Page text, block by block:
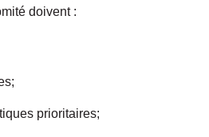
doivent :
prioritaires;